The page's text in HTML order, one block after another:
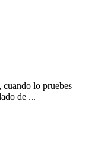
lo pruebes
de ...